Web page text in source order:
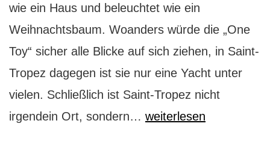
wie ein Haus und beleuchtet wie ein
Weihnachtsbaum. Woanders würde die „One
Toy“ sicher alle Blicke auf sich ziehen, in Saint-
Tropez dagegen ist sie nur eine Yacht unter
vielen. Schließlich ist Saint-Tropez nicht
irgendein Ort, sondern… Saint-
weiterlesen